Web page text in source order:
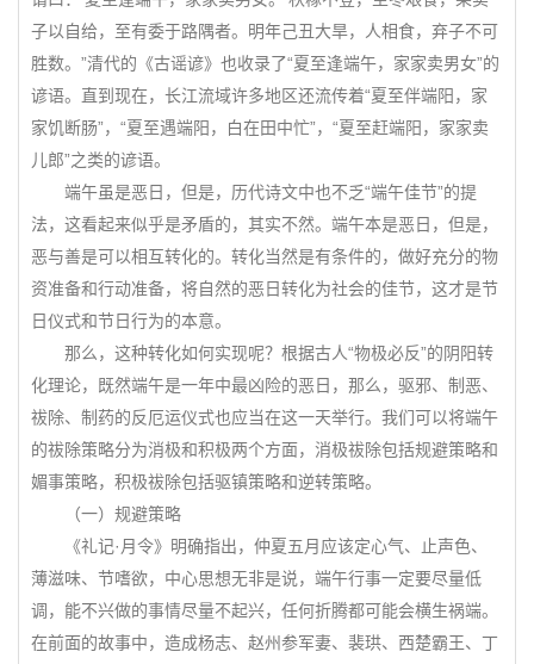
子以自给，至有委于路隅者。明年己丑大旱，人相食，弃子不可
胜数。”清代的《古谣谚》也收录了“夏至逢端午，家家卖男女”的
谚语。直到现在，长江流域许多地区还流传着“夏至伴端阳，家
家饥断肠”，“夏至遇端阳，白在田中忙”，“夏至赶端阳，家家卖
儿郎”之类的谚语。
端午虽是恶日，但是，历代诗文中也不乏“端午佳节”的提
法，这看起来似乎是矛盾的，其实不然。端午本是恶日，但是，
恶与善是可以相互转化的。转化当然是有条件的，做好充分的物
资准备和行动准备，将自然的恶日转化为社会的佳节，这才是节
日仪式和节日行为的本意。
那么，这种转化如何实现呢？根据古人“物极必反”的阴阳转
化理论，既然端午是一年中最凶险的恶日，那么，驱邪、制恶、
祓除、制药的反厄运仪式也应当在这一天举行。我们可以将端午
的祓除策略分为消极和积极两个方面，消极祓除包括规避策略和
媚事策略，积极祓除包括驱镇策略和逆转策略。
（一）规避策略
《礼记·月令》明确指出，仲夏五月应该定心气、止声色、
薄滋味、节嗜欲，中心思想无非是说，端午行事一定要尽量低
调，能不兴做的事情尽量不起兴，任何折腾都可能会横生祸端。
在前面的故事中，造成杨志、赵州参军妻、裴珙、西楚霸王、丁